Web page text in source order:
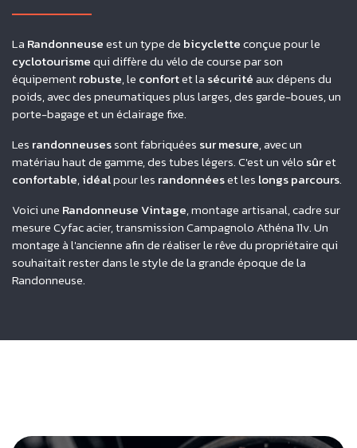
La Randonneuseest un type de bicycletteconçue pour le
cyclotourismequi diffère du vélo de course par son
équipementrobuste, le confortet la sécuritéaux dépens du
poids, avec des pneumatiques plus larges, des garde-boues, un
porte-bagage et un éclairage fixe.
Les randonneusessont fabriquées sur mesure, avec un
matériau haut de gamme, des tubes légers. C'est un vélo sûret
confortable,idéalpour les randonnéeset les longs parcours.
Voici une Randonneuse Vintage, montage artisanal, cadre sur
mesure Cyfac acier, transmission Campagnolo Athéna 11v. Un
montage à l'ancienne afin de réaliser le rêve du propriétaire qui
souhaitait rester dans le style de la grande époque de la
Randonneuse.